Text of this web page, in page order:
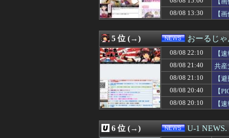
08/08 22:10
【画像】女優・
08/08 22:10
【画像】地下アイ
08/08 22:10
元ＴＢＳ山本里菜
08/08 22:09
【悲報】AI扱いさ
08/08 22:09
4ヵ月前に来た派
08/08 22:09
【悲報】17歳で
にじさんじのフレ
08/08 22:08
【ウマ娘】学業
08/08 22:08
【試合結果】阪
08/08 22:06
私が風呂に入った
08/08 22:06
【動画あり】ボ
08/08 22:05
理系女子「ガンダ
08/08 22:05
【悲報】女芸人の
08/08 13:30
【
5 位 (→) おーるじゃ
08/08 22:10
【
り消
08/08 21:40
共産
と
08/08 21:10
【
い
08/08 20:40
【
08/08 20:10
【
6 位 (→) U-1 NEWS.